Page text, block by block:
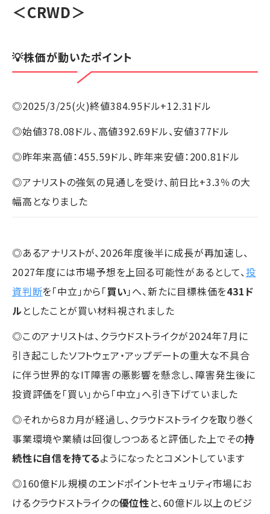
＜CRWD＞
💡株価が動いたポイント
◎2025/3/25(火)終値384.95ドル+12.31ドル
◎始値378.08ドル、高値392.69ドル、安値377ドル
◎昨年来高値：455.59ドル、昨年来安値：200.81ドル
◎アナリストの強気の見通しを受け、前日比+3.3％の大
幅高となりました
◎あるアナリストが、2026年度後半に成長が再加速し、
2027年度には市場予想を上回る可能性があるとして、投
資判断を「中立」から「買い 」へ、新たに目標株価を431ド
ル としたことが買い材料視されました
◎このアナリストは、クラウドストライクが2024年7月に
引き起こしたソフトウェア・アップデートの重大な不具合
に伴う世界的なIT障害の悪影響を懸念し、障害発生後に
投資評価を「買い」から「中立」へ引き下げていました
◎それから8カ月が経過し、クラウドストライクを取り巻く
事業環境や業績は回復しつつあると評価した上でその持
続性に自信を持てるようになったとコメントしています
◎160億ドル規模のエンドポイントセキュリティ市場にお
けるクラウドストライクの優位性と、60億ドル以上のビジ